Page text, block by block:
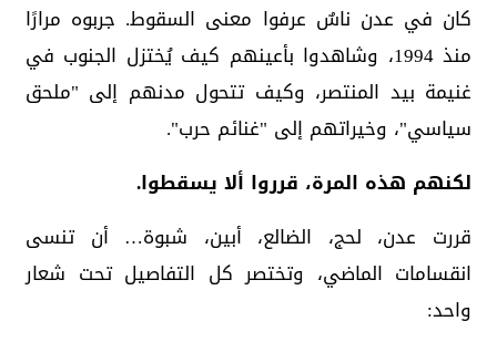
كان في عدن ناسٌ عرفوا معنى السقوط. جربوه مرارًا
منذ 1994، وشاهدوا بأعينهم كيف يُختزل الجنوب في
غنيمة بيد المنتصر، وكيف تتحول مدنهم إلى "ملحق
سياسي"، وخيراتهم إلى "غنائم حرب".
لكنهم هذه المرة، قرروا ألا يسقطوا.
قررت عدن، لحج، الضالع، أبين، شبوة… أن تنسى
انقسامات الماضي، وتختصر كل التفاصيل تحت شعار
واحد: